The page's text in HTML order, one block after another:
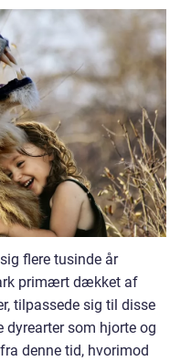
flere tusinde år
primært dækket af
tilpassede sig til disse
som hjorte og
denne tid, hvorimod